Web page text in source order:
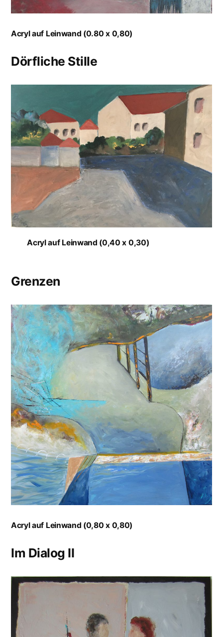
Acryl auf Leinwand (0.80 x 0,80)
Dörfliche Stille
Acryl auf Leinwand (0,40 x 0,30)
Grenzen
Acryl auf Leinwand (0,80 x 0,80)
Im Dialog II